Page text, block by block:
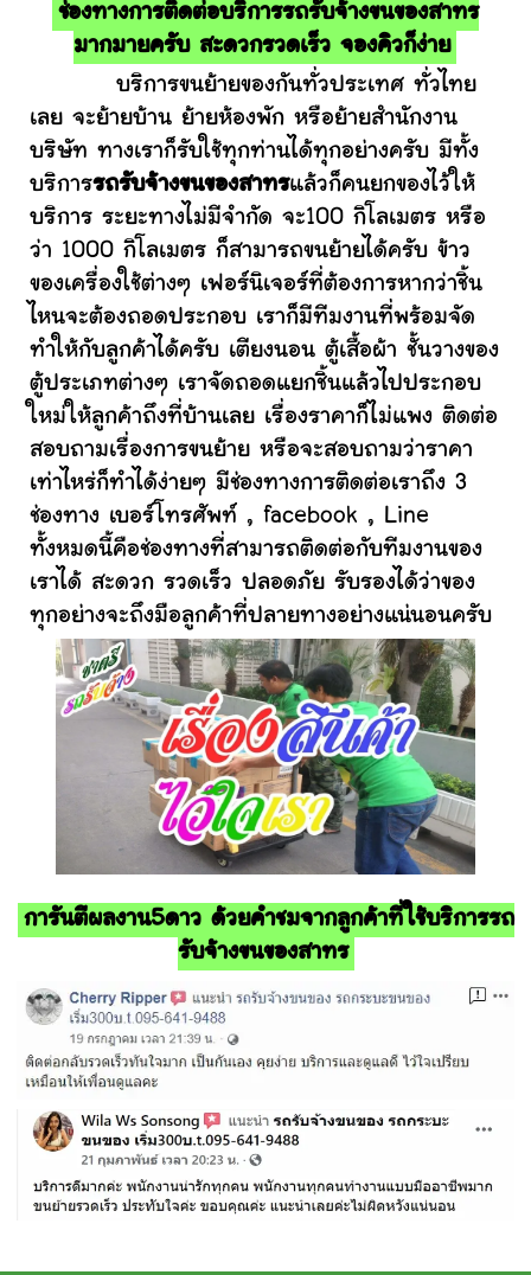
ช่องทางการติดต่อบริการรถรับจ้างขนของสาทร
มากมายครับ สะดวกรวดเร็ว จองคิวก็ง่าย
บริการขนย้ายของกันทั่วประเทศ ทั่วไทย
เลย จะย้ายบ้าน ย้ายห้องพัก หรือย้ายสำนักงาน
บริษัท ทางเราก็รับใช้ทุกท่านได้ทุกอย่างครับ มีทั้ง
บริการรถรับจ้างขนของสาทรแล้วก็คนยกของไว้ให้
บริการ ระยะทางไม่มีจำกัด จะ100 กิโลเมตร หรือ
ว่า 1000 กิโลเมตร ก็สามารถขนย้ายได้ครับ ข้าว
ของเครื่องใช้ต่างๆ เฟอร์นิเจอร์ที่ต้องการหากว่าชิ้น
ไหนจะต้องถอดประกอบ เราก็มีทีมงานที่พร้อมจัด
ทำให้กับลูกค้าได้ครับ เตียงนอน ตู้เสื้อผ้า ชั้นวางของ
ตู้ประเภทต่างๆ เราจัดถอดแยกชิ้นแล้วไปประกอบ
ใหม่ให้ลูกค้าถึงที่บ้านเลย เรื่องราคาก็ไม่แพง ติดต่อ
สอบถามเรื่องการขนย้าย หรือจะสอบถามว่าราคา
เท่าไหร่ก็ทำได้ง่ายๆ มีช่องทางการติดต่อเราถึง 3
ช่องทาง เบอร์โทรศัพท์ , facebook , Line
ทั้งหมดนี้คือช่องทางที่สามารถติดต่อกับทีมงานของ
เราได้ สะดวก รวดเร็ว ปลอดภัย รับรองได้ว่าของ
ทุกอย่างจะถึงมือลูกค้าที่ปลายทางอย่างแน่นอนครับ
การันตีผลงาน5ดาว ด้วยคำชมจากลูกค้าที่ใช้บริการรถ
รับจ้างขนของสาทร